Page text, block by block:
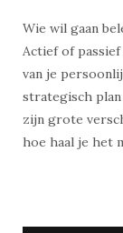
Wie wil gaan
Actief of
van je
strategisch
zijn grote
hoe haal je het